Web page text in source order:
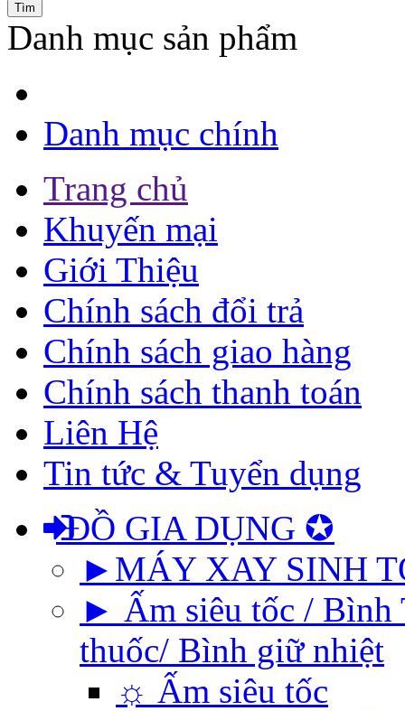
Danh mục sản phẩm
Danh mục chính
Trang chủ
Khuyến mại
Giới Thiệu
Chính sách đổi trả
Chính sách giao hàng
Chính sách thanh toán
Liên Hệ
Tin tức & Tuyển dụng
ĐỒ GIA DỤNG ✪
►MÁY XAY SINH
► Ấm siêu tốc / Bình
thuốc/ Bình giữ nhiệt
☼ Ấm siêu tốc